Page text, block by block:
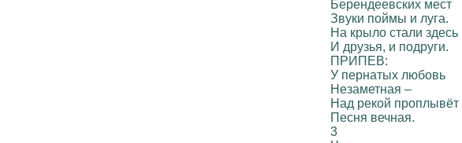
Берендеевских мест
Звуки поймы и луга.
На крыло стали здесь
И друзья, и подруги.
ПРИПЕВ:
У пернатых любовь
Незаметная –
Над рекой проплывёт
Песня вечная.
3